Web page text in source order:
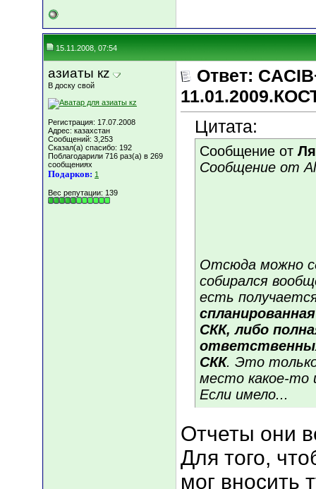
15.11.2008, 07:54
азиаты кz
В доску свой
Регистрация: 17.07.2008
Адрес: казахстан
Сообщений: 3,253
Сказал(а) спасибо: 192
Поблагодарили 716 раз(а) в 269
сообщениях
Подарков: 1
Вес репутации: 139
Ответ:
Цитата:
Сообщение от
Сообщение от
Отсюда можно
собирался
есть
СКК, либо
СКК. Это только
место какое-то
Если имело...
Отчеты они
Для того,
мог вносить